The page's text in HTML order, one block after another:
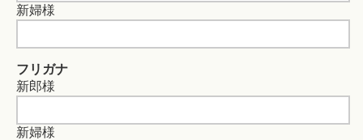
新婦様
フリガナ
新郎様
新婦様